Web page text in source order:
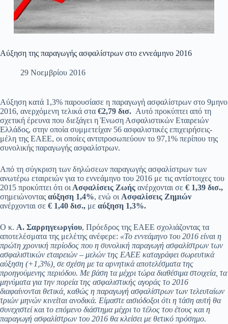
Αύξηση της παραγωγής ασφαλίστρων στο εννεάμηνο 2016
29 Νοεμβρίου 2016
Αύξηση κατά 1,3% παρουσίασε η παραγωγή ασφαλίστρων στο 9μηνο
2016, ανερχόμενη τελικά στα €2,79 δισ. Αυτό προκύπτει από τη
σχετική έρευνα που διεξάγει η Ένωση Ασφαλιστικών Εταιρειών
Ελλάδος, στην οποία συμμετείχαν 56 ασφαλιστικές επιχειρήσεις-
μέλη της ΕΑΕΕ, οι οποίες αντιπροσωπεύουν το 97,1% περίπου της
συνολικής παραγωγής ασφαλίστρων.
Από τη σύγκριση των δηλώσεων παραγωγής ασφαλίστρων των
ανωτέρω εταιρειών για το εννεάμηνο του 2016 με τις αντίστοιχες του
2015 προκύπτει ότι οι Ασφαλίσεις Ζωής ανέρχονται σε € 1,39 δισ.,
σημειώνοντας αύξηση 1,4%, ενώ οι Ασφαλίσεις Ζημιών
ανέρχονται σε € 1,40 δισ., με αύξηση 1,3%.
Ο κ. Α. Σαρρηγεωργίου, Πρόεδρος της ΕΑΕΕ σχολιάζοντας τα
αποτελέσματα της μελέτης ανέφερε: «Το εννεάμηνο του 2016 είναι η
πρώτη χρονική περίοδος που η συνολική παραγωγή ασφαλίστρων των
ασφαλιστικών εταιρειών – μελών της ΕΑΕΕ καταγράφει σωρευτικά
αύξηση (+1,3%), σε σχέση με τα αρνητικά αποτελέσματα της
προηγούμενης περιόδου. Με βάση τα μέχρι τώρα διαθέσιμα στοιχεία, τα
μηνύματα για την πορεία της ασφαλιστικής αγοράς το 2016
διαφαίνονται θετικά, καθώς η παραγωγή ασφαλίστρων των τελευταίων
τριών μηνών κινείται ανοδικά. Είμαστε αισιόδοξοι ότι η τάση αυτή θα
συνεχιστεί και το επόμενο διάστημα μέχρι το τέλος του έτους και η
παραγωγή ασφαλίστρων του 2016 θα κλείσει με θετικό πρόσημο.